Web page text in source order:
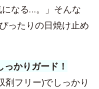
なる…。」そんな
ったりの日焼け止め
かりガード！
剤フリー)でしっかり